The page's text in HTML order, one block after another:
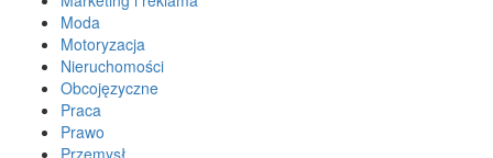
Moda
Motoryzacja
Nieruchomości
Obcojęzyczne
Praca
Prawo